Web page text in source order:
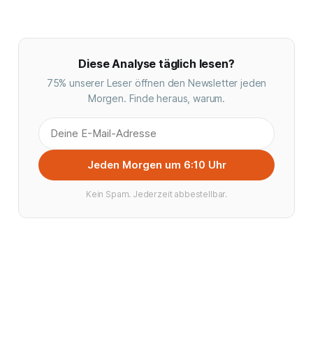
Diese Analyse täglich lesen?
75% unserer Leser öffnen den Newsletter jeden
Morgen. Finde heraus, warum.
Jeden Morgen um 6:10 Uhr
Kein Spam. Jederzeit abbestellbar.